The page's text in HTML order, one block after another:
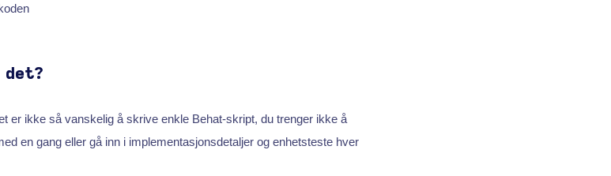
det?
er ikke så vanskelig å skrive enkle Behat-skript, du trenger ikke å
en gang eller gå inn i implementasjonsdetaljer og enhetsteste hver